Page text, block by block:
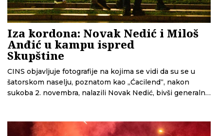
Iza kordona: Novak Nedić i Miloš
Anđić u kampu ispred
Skupštine
CINS objavljuje fotografije na kojima se vidi da su se u
šatorskom naselju, poznatom kao „Ćacilend“, nakon
sukoba 2. novembra, nalazili Novak Nedić, bivši generalni